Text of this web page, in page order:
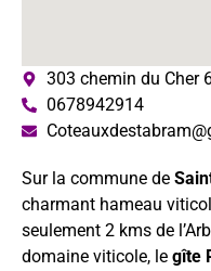
303 chemin du Cher
0678942914
Sur la commune de
charmant hameau
seulement 2 kms de
domaine viticole, le gîte